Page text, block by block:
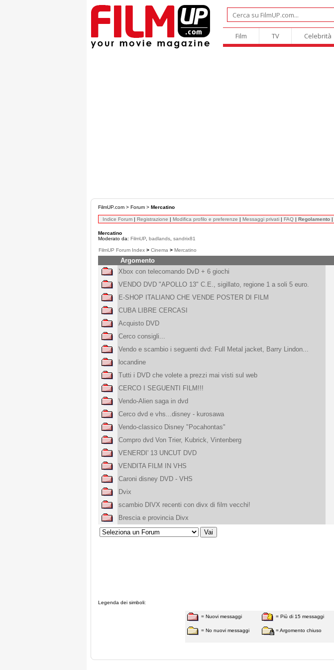
Film TV Celebrità
FilmUP.com > Forum > Mercatino
Indice Forum | Registrazione | Modifica profilo e preferenze | Messaggi privati | FAQ | Regolamento |
Mercatino
Moderato da: FilmUP badlands sandrix81
FilmUP Forum Index > Cinema > Mercatino
Argomento
Xbox con telecomando DvD + 6 giochi
VENDO DVD "APOLLO 13" C.E., sigillato, regione 1 a soli 5 euro.
E-SHOP ITALIANO CHE VENDE POSTER DI FILM
CUBA LIBRE CERCASI
Acquisto DVD
Cerco consigli...
Vendo e scambio i seguenti dvd: Full Metal jacket, Barry Lindon...
locandine
Tutti i DVD che volete a prezzi mai visti sul web
CERCO I SEGUENTI FILM!!!
Vendo-Alien saga in dvd
Cerco dvd e vhs...disney - kurosawa
Vendo-classico Disney "Pocahontas"
Compro dvd Von Trier, Kubrick, Vintenberg
VENERDI' 13 UNCUT DVD
VENDITA FILM IN VHS
Caroni disney DVD - VHS
Dvix
scambio DIVX recenti con divx di film vecchi!
Brescia e provincia Divx
Legenda dei simboli:
= Nuovi messaggi
= No nuovi messaggi
= Più di 15 messaggi
= Argomento chiuso